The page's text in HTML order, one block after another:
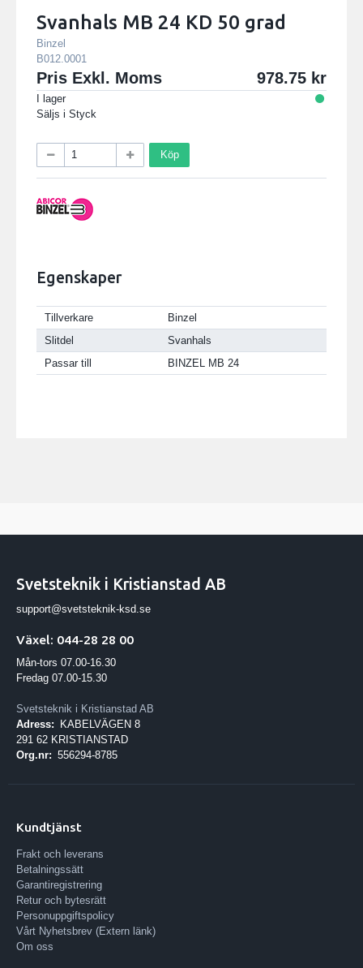
Svanhals MB 24 KD 50 grad
Binzel
B012.0001
Pris Exkl. Moms 978.75
I lager
Säljs i Styck
Köp
Egenskaper
Tillverkare
Binzel
Slitdel
Svanhals
Passar till
BINZEL MB 24
Svetsteknik i Kristianstad AB
support@svetsteknik-ksd.se
Växel: 044-28 28 00
Mån-tors 07.00-16.30
Fredag 07.00-15.30
Svetsteknik i Kristianstad AB
Adress:
KABELVÄGEN 8
291 62 KRISTIANSTAD
Org.nr: 556294-8785
Kundtjänst
Frakt och leverans
Betalningssätt
Garantiregistrering
Retur och bytesrätt
Personuppgiftspolicy
Vårt Nyhetsbrev (Extern länk)
Om oss